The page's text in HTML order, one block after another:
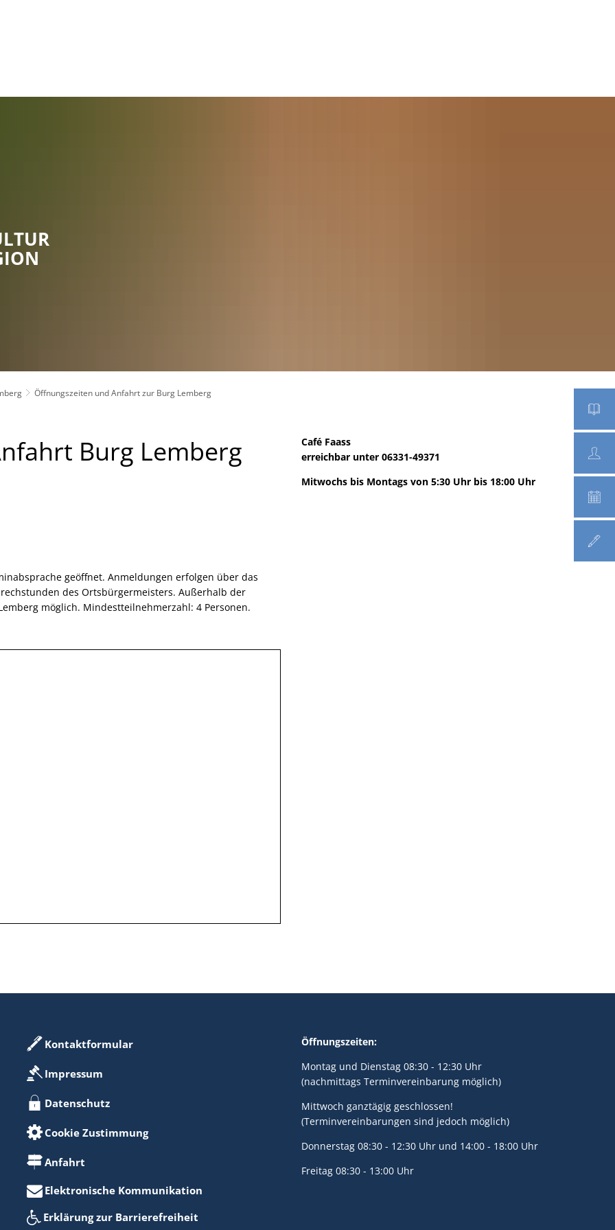
Öffnungszeiten und Anfahrt zur Burg Lemberg
Burg Lemberg
geöffnet. Anmeldungen erfolgen über das
des Ortsbürgermeisters. Außerhalb der
möglich. Mindestteilnehmerzahl: 4 Personen.
Café Faass
erreichbar unter 06331-49371
Mitwochs bis Montags von 5:30 Uhr bis 18:00 Uhr
Kontaktformular
Impressum
Datenschutz
Cookie Zustimmung
Anfahrt
Elektronische Kommunikation
Erklärung zur Barrierefreiheit
Öffnungszeiten:
Montag und Dienstag 08:30 - 12:30 Uhr
(nachmittags Terminvereinbarung möglich)
Mittwoch ganztägig geschlossen!
(Terminvereinbarungen sind jedoch möglich)
Donnerstag 08:30 - 12:30 Uhr und 14:00 - 18:00 Uhr
Freitag 08:30 - 13:00 Uhr